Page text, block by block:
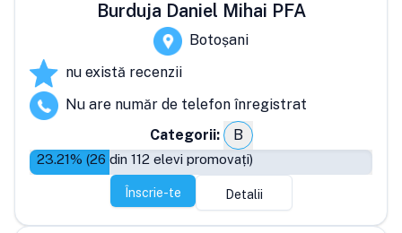
Burduja Daniel Mihai PFA
Botoșani
nu există recenzii
Nu are număr de telefon înregistrat
Categorii:
B
23.21% (26 din 112 elevi promovați)
Înscrie-te Detalii